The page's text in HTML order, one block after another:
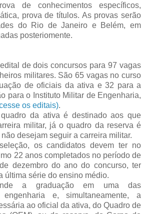
de conhecimentos específicos,
prova de títulos. As provas serão
do Rio de Janeiro e Belém, em
posteriomente.
de dois concursos para 97 vagas
militares. São 65 vagas no curso
de oficiais da ativa e 32 para a
para o Instituto Militar de Engenharia,
os editais).
da ativa é destinado aos que
militar, já o quadro da reserva é
desejam seguir a carreira militar.
os candidatos devem ter no
22 anos completados no período de
dezembro do ano do concurso, ter
última série do ensino médio.
a graduação em uma das
e, simultaneamente, a
ao oficial da ativa, do Quadro de